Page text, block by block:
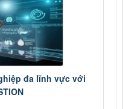
đa lĩnh vực với